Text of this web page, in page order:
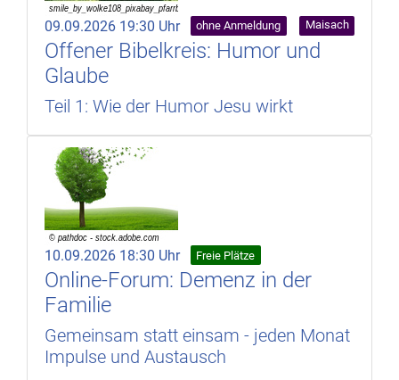
09.09.2026 19:30 Uhr ohne Anmeldung Maisach
Offener Bibelkreis: Humor und
Glaube
Teil 1: Wie der Humor Jesu wirkt
10.09.2026 18:30 Uhr Freie Plätze
Online-Forum: Demenz in der
Familie
Gemeinsam statt einsam - jeden Monat
Impulse und Austausch